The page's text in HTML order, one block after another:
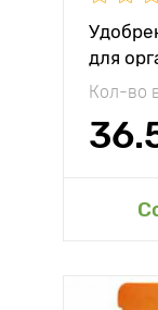
для
Кол-во